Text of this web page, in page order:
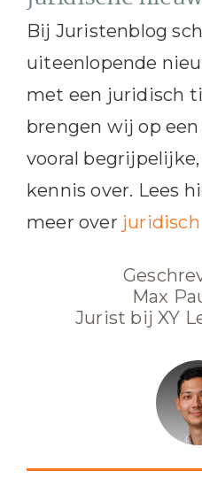
Bij Juristenblog
uiteenlopende
met een juridisch
brengen wij op
vooral
kennis over. Lees
meer over
Max
Jurist bij XY